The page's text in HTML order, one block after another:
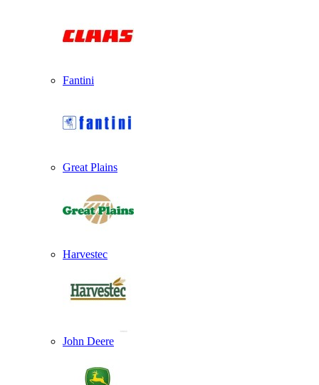
Fantini
Great Plains
Harvestec
John Deere